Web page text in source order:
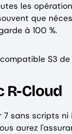
les
que
à 100 %.
S3
R-Cloud
7 sans scripts
aurez